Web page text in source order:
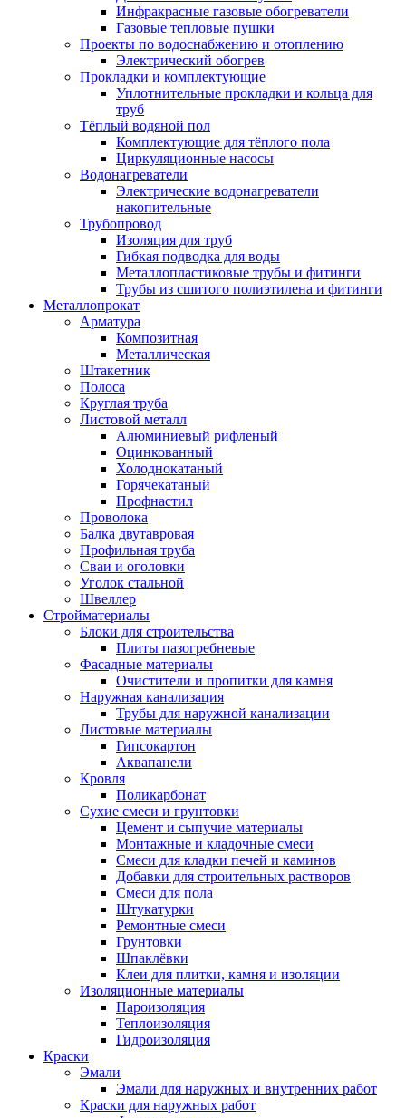
Инфракрасные газовые обогреватели
Газовые тепловые пушки
Проекты по водоснабжению и отоплению
Электрический обогрев
Прокладки и комплектующие
Уплотнительные прокладки и кольца для
труб
Тёплый водяной пол
Комплектующие для тёплого пола
Циркуляционные насосы
Водонагреватели
Электрические водонагреватели
накопительные
Трубопровод
Изоляция для труб
Гибкая подводка для воды
Металлопластиковые трубы и фитинги
Трубы из сшитого полиэтилена и фитинги
Металлопрокат
Арматура
Композитная
Металлическая
Штакетник
Полоса
Круглая труба
Листовой металл
Алюминиевый рифленый
Оцинкованный
Холоднокатаный
Горячекатаный
Профнастил
Проволока
Балка двутавровая
Профильная труба
Сваи и оголовки
Уголок стальной
Швеллер
Стройматериалы
Блоки для строительства
Плиты пазогребневые
Фасадные материалы
Очистители и пропитки для камня
Наружная канализация
Трубы для наружной канализации
Листовые материалы
Гипсокартон
Аквапанели
Кровля
Поликарбонат
Сухие смеси и грунтовки
Цемент и сыпучие материалы
Монтажные и кладочные смеси
Смеси для кладки печей и каминов
Добавки для строительных растворов
Смеси для пола
Штукатурки
Ремонтные смеси
Грунтовки
Шпаклёвки
Клеи для плитки, камня и изоляции
Изоляционные материалы
Пароизоляция
Теплоизоляция
Гидроизоляция
Краски
Эмали
Эмали для наружных и внутренних работ
Краски для наружных работ